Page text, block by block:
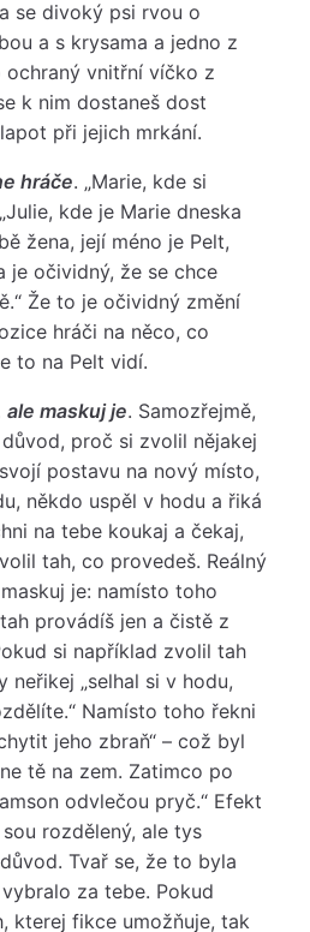
se divoký psi rvou o
a s krysama a jedno z
ochraný vnitřní víčko z
k nim dostaneš dost
při jejich mrkání.
hráče. „Marie, kde si
kde je Marie dneska
žena, její méno je Pelt,
je očividný, že se chce
Že to je očividný změní
hráči na něco, co
to na Pelt vidí.
maskuj je. Samozřejmě,
proč si zvolil nějakej
postavu na nový místo,
někdo uspěl v hodu a řiká
na tebe koukaj a čekaj,
tah, co provedeš. Reálný
je: namísto toho
provádíš jen a čistě z
si například zvolil tah
neřikej „selhal si v hodu,
Namísto toho řekni
jeho zbraň“ – což byl
tě na zem. Zatimco po
odvlečou pryč.“ Efekt
rozdělený, ale tys
Tvař se, že to byla
za tebe. Pokud
kterej fikce umožňuje, tak